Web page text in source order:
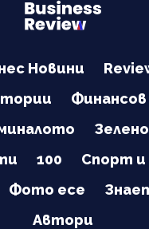
Новини
Финансов
100
Спорт и
Фото есе
Автори